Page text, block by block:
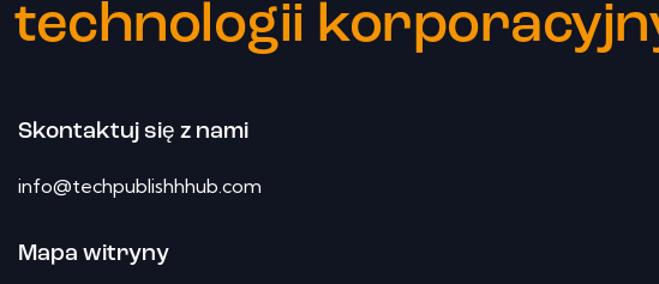
technologii
Skontaktuj się z nami
info@techpublishhhub.com
Mapa witryny